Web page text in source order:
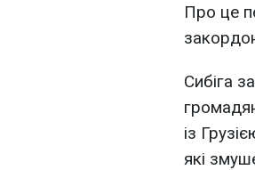
Про це
Сибіга
із
які